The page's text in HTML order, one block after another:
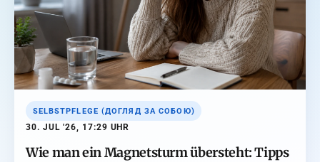
SELBSTPFLEGE (ДОГЛЯД ЗА СОБОЮ)
30. JUL '26, 17:29 UHR
Wie man ein Magnetsturm übersteht: Tipps